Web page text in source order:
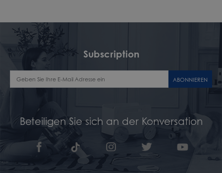
Subscription
ABONNIEREN
Beteiligen Sie sich an der Konversation